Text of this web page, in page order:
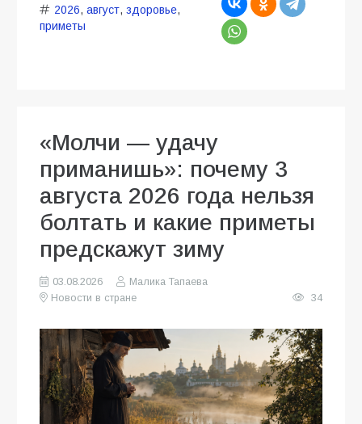
2026, август, здоровье,
приметы
«Молчи — удачу
приманишь»: почему 3
августа 2026 года нельзя
болтать и какие приметы
предскажут зиму
03.08.2026
Малика Тапаева
Новости в стране
34